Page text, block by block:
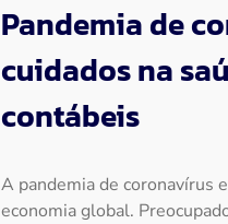
Pandemia de
cuidados na
contábeis
A pandemia de coronavírus
economia global.